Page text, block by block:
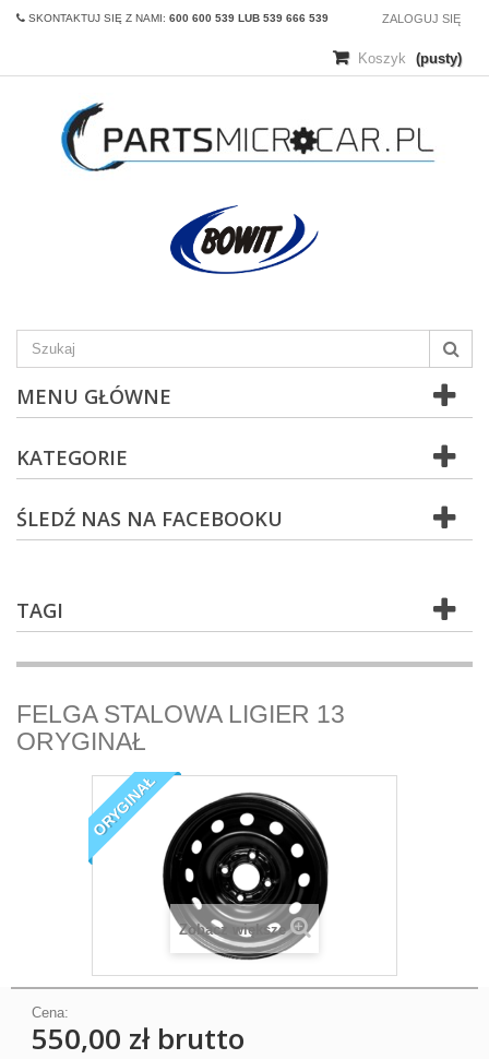
SKONTAKTUJ SIĘ Z NAMI: 600 600 539 LUB 539 666 539 ZALOGUJ SIĘ
Koszyk (pusty)
MENU GŁÓWNE
KATEGORIE
ŚLEDŹ NAS NA FACEBOOKU
TAGI
FELGA STALOWA LIGIER 13
ORYGINAŁ
ORYGINAŁ
Zobacz większe
Cena:
550,00 złbrutto